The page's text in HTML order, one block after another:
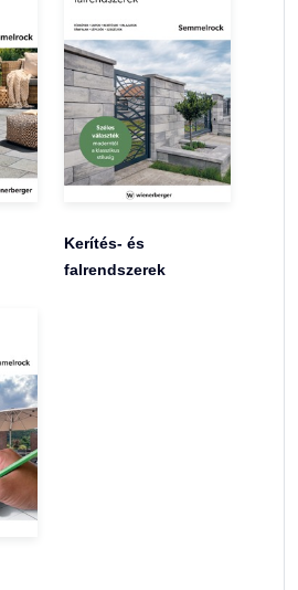
Kerítés- és
falrendszerek